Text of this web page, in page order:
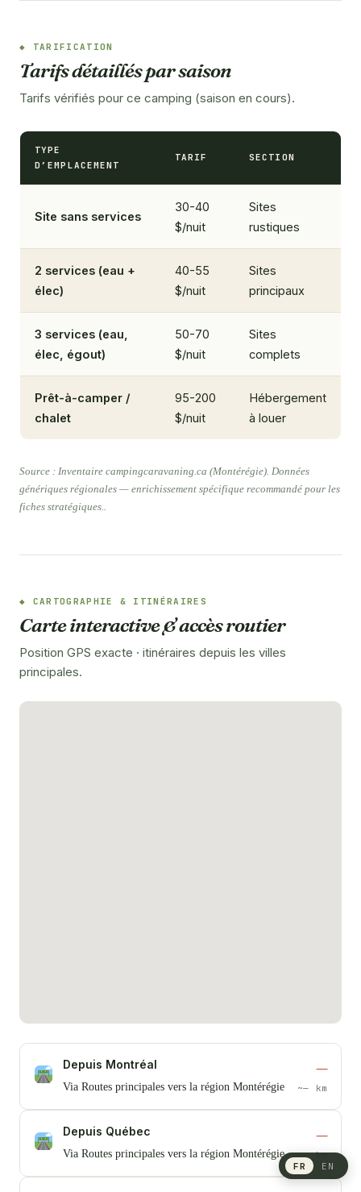
TARIFICATION
Tarifs détaillés par saison
Tarifs vérifiés pour ce camping (saison en cours).
TYPE
D’EMPLACEMENT
TARIF SECTION
Site sans services
30-40
$/nuit
Sites
rustiques
2 services (eau +
élec)
40-55
$/nuit
Sites
principaux
3 services (eau,
élec, égout)
50-70
$/nuit
Sites
complets
Prêt-à-camper /
chalet
95-200
$/nuit
Hébergement
à louer
Source : Inventaire campingcaravaning.ca (Montérégie). Données
génériques régionales — enrichissement spécifique recommandé pour les
fiches stratégiques..
CARTOGRAPHIE & ITINÉRAIRES
Carte interactive & accès routier
Position GPS exacte · itinéraires depuis les villes
principales.
Depuis Montréal
Via Routes principales vers la région Montérégie
—
~— km
Depuis Québec
Via Routes principales vers la région Montérégie
—
~— km
FR EN